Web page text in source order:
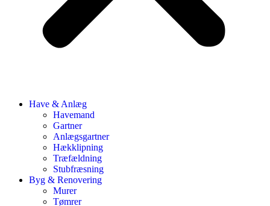
Have & Anlæg
Havemand
Gartner
Anlægsgartner
Hækklipning
Træfældning
Stubfræsning
Byg & Renovering
Murer
Tømrer